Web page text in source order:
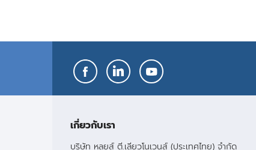
เกี่ยวกับเรา
บริษัท หลุยส์ ตี.เลียวโนเวนส์ (ประเทศไทย) จำกัด